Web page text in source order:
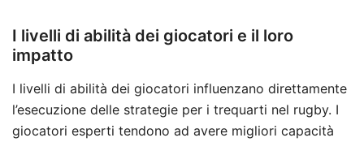
I livelli di abilità dei giocatori e il loro
impatto
I livelli di abilità dei giocatori influenzano direttamente
l’esecuzione delle strategie per i trequarti nel rugby. I
giocatori esperti tendono ad avere migliori capacità